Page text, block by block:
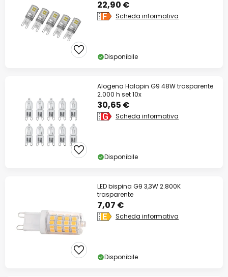
22,90 €
Scheda informativa
Disponibile
Alogena Halopin G9 48W trasparente
2.000 h set 10x
30,65 €
Scheda informativa
Disponibile
LED bispina G9 3,3W 2.800K
trasparente
7,07 €
Scheda informativa
Disponibile